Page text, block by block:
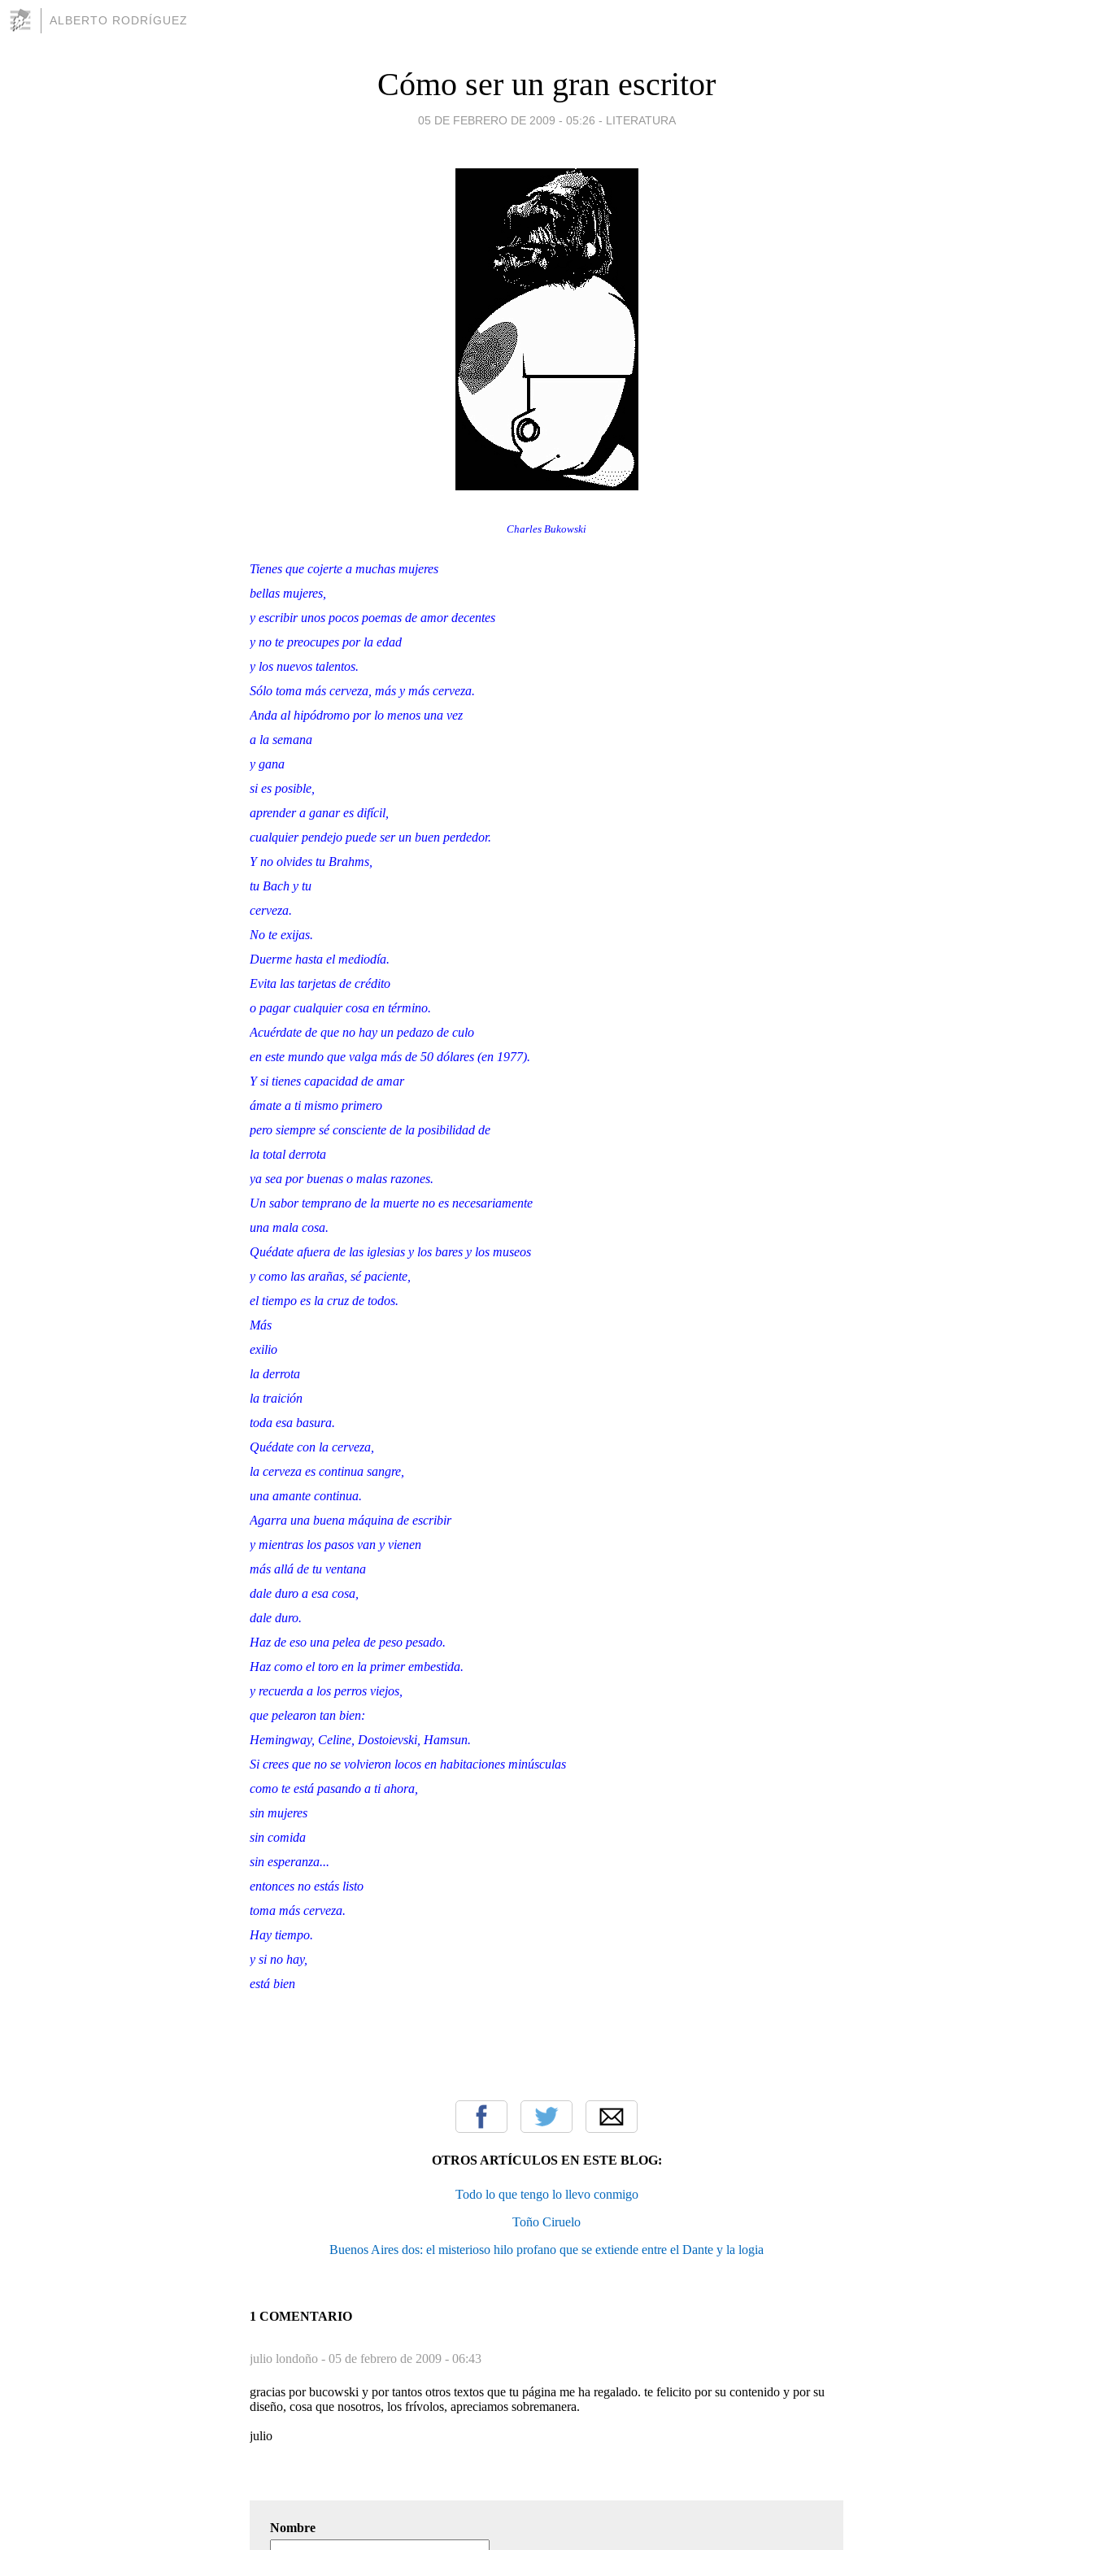
ALBERTO RODRÍGUEZ
Cómo ser un gran escritor
05 DE FEBRERO DE 2009 - 05:26 - LITERATURA
Charles Bukowski
Tienes que cojerte a muchas mujeres
bellas mujeres,
y escribir unos pocos poemas de amor decentes
y no te preocupes por la edad
y los nuevos talentos.
Sólo toma más cerveza, más y más cerveza.
Anda al hipódromo por lo menos una vez
a la semana
y gana
si es posible,
aprender a ganar es difícil,
cualquier pendejo puede ser un buen perdedor.
Y no olvides tu Brahms,
tu Bach y tu
cerveza.
No te exijas.
Duerme hasta el mediodía.
Evita las tarjetas de crédito
o pagar cualquier cosa en término.
Acuérdate de que no hay un pedazo de culo
en este mundo que valga más de 50 dólares (en 1977).
Y si tienes capacidad de amar
ámate a ti mismo primero
pero siempre sé consciente de la posibilidad de
la total derrota
ya sea por buenas o malas razones.
Un sabor temprano de la muerte no es necesariamente
una mala cosa.
Quédate afuera de las iglesias y los bares y los museos
y como las arañas, sé paciente,
el tiempo es la cruz de todos.
Más
exilio
la derrota
la traición
toda esa basura.
Quédate con la cerveza,
la cerveza es continua sangre,
una amante continua.
Agarra una buena máquina de escribir
y mientras los pasos van y vienen
más allá de tu ventana
dale duro a esa cosa,
dale duro.
Haz de eso una pelea de peso pesado.
Haz como el toro en la primer embestida.
y recuerda a los perros viejos,
que pelearon tan bien:
Hemingway, Celine, Dostoievski, Hamsun.
Si crees que no se volvieron locos en habitaciones minúsculas
como te está pasando a ti ahora,
sin mujeres
sin comida
sin esperanza...
entonces no estás listo
toma más cerveza.
Hay tiempo.
y si no hay,
está bien
OTROS ARTÍCULOS EN ESTE BLOG:
Todo lo que tengo lo llevo conmigo
Toño Ciruelo
Buenos Aires dos: el misterioso hilo profano que se extiende entre el Dante y la logia
1 COMENTARIO
julio londoño - 05 de febrero de 2009 - 06:43
gracias por bucowski y por tantos otros textos que tu página me ha regalado. te felicito por su contenido y por su
diseño, cosa que nosotros, los frívolos, apreciamos sobremanera.
julio
Nombre